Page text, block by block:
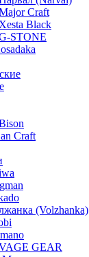
Craft
Black
STONE
Craft
(Volzhanka)
GEAR